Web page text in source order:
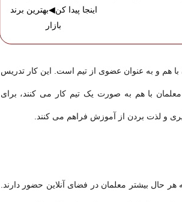
اینجا پیدا کن◀بهترین برند
بازار
هم و به عنوان عضوی از تیم است. این کار تدریس
با هم به صورت یک تیم کار می کنند، برای
و لذت بردن از آموزش فراهم می کنند.
هر حال بیشتر معلمان در فضای آنلاین حضور دارند.